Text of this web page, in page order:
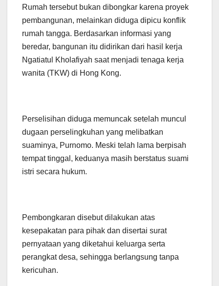
Rumah tersebut bukan dibongkar karena proyek
pembangunan, melainkan diduga dipicu konflik
rumah tangga. Berdasarkan informasi yang
beredar, bangunan itu didirikan dari hasil kerja
Ngatiatul Kholafiyah saat menjadi tenaga kerja
wanita (TKW) di Hong Kong.
Perselisihan diduga memuncak setelah muncul
dugaan perselingkuhan yang melibatkan
suaminya, Purnomo. Meski telah lama berpisah
tempat tinggal, keduanya masih berstatus suami
istri secara hukum.
Pembongkaran disebut dilakukan atas
kesepakatan para pihak dan disertai surat
pernyataan yang diketahui keluarga serta
perangkat desa, sehingga berlangsung tanpa
kericuhan.